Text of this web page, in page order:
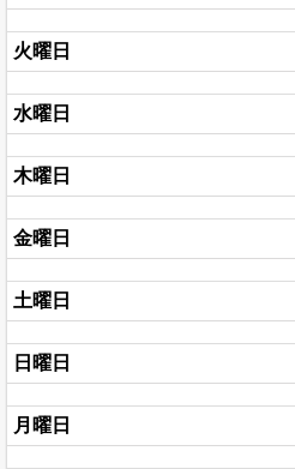
火曜日
水曜日
木曜日
金曜日
土曜日
日曜日
月曜日